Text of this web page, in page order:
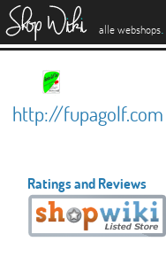
alle webshops.
http://fupagolf.com
Ratings and Reviews